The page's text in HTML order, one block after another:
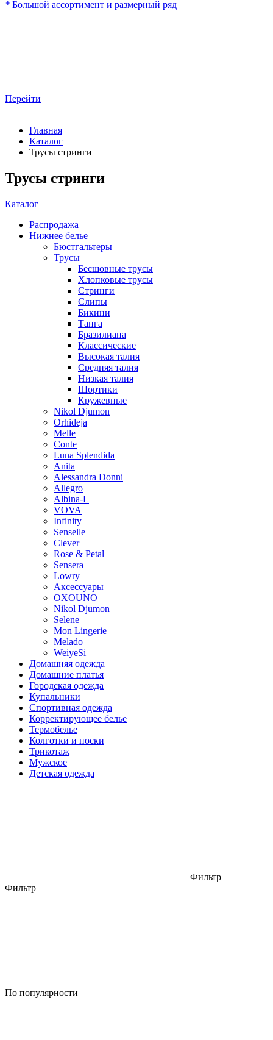
* Большой ассортимент и размерный ряд
Перейти
Главная
Каталог
Трусы стринги
Трусы стринги
Каталог
Распродажа
Нижнее белье
Бюстгальтеры
Трусы
Бесшовные трусы
Хлопковые трусы
Стринги
Слипы
Бикини
Танга
Бразилиана
Классические
Высокая талия
Средняя талия
Низкая талия
Шортики
Кружевные
Nikol Djumon
Orhideja
Melle
Conte
Luna Splendida
Anita
Alessandra Donni
Allegro
Albina-L
VOVA
Infinity
Senselle
Clever
Rose & Petal
Sensera
Lowry
Аксессуары
OXOUNO
Nikol Djumon
Selene
Mon Lingerie
Melado
WeiyeSi
Домашняя одежда
Домашние платья
Городская одежда
Купальники
Спортивная одежда
Корректирующее белье
Термобелье
Колготки и носки
Трикотаж
Мужское
Детская одежда
Фильтр
Фильтр
По популярности